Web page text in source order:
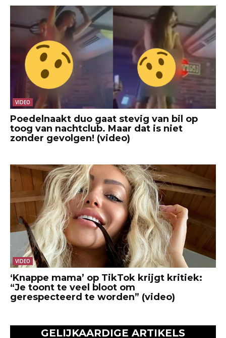
VIDEO
Poedelnaakt duo gaat stevig van bil op
toog van nachtclub. Maar dat is niet
zonder gevolgen! (video)
VIDEO
‘Knappe mama’ op TikTok krijgt kritiek:
“Je toont te veel bloot om
gerespecteerd te worden” (video)
GELIJKAARDIGE ARTIKELS